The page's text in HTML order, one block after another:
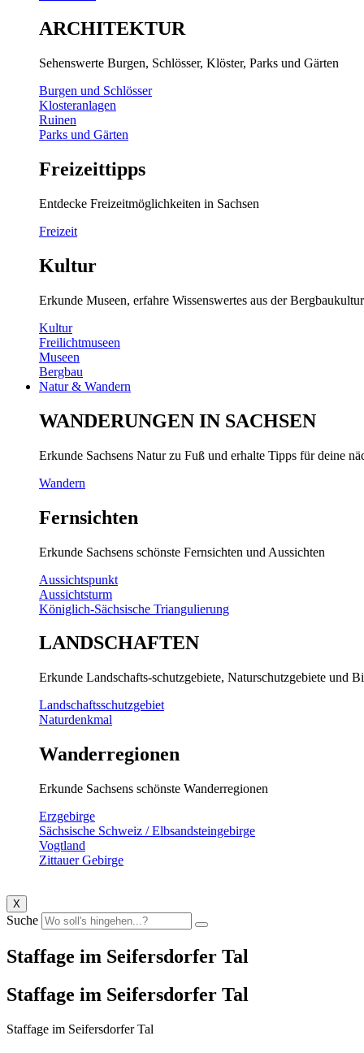
ARCHITEKTUR
Sehenswerte Burgen, Schlösser, Klöster, Parks und Gärten
Burgen und Schlösser
Klosteranlagen
Ruinen
Parks und Gärten
Freizeittipps
Entdecke Freizeitmöglichkeiten in Sachsen
Freizeit
Kultur
Erkunde Museen, erfahre Wissenswertes aus der
Kultur
Freilichtmuseen
Museen
Bergbau
Natur & Wandern
WANDERUNGEN IN SACHSEN
Erkunde Sachsens Natur zu Fuß und erhalte Tipps für deine
Wandern
Fernsichten
Erkunde Sachsens schönste Fernsichten und Aussichten
Aussichtspunkt
Aussichtsturm
Königlich-Sächsische Triangulierung
LANDSCHAFTEN
Erkunde Landschafts-schutzgebiete, Naturschutzgebiete und
Landschaftsschutzgebiet
Naturdenkmal
Wanderregionen
Erkunde Sachsens schönste Wanderregionen
Erzgebirge
Sächsische Schweiz / Elbsandsteingebirge
Vogtland
Zittauer Gebirge
X
Suche
Staffage im Seifersdorfer Tal
Staffage im Seifersdorfer Tal
Staffage im Seifersdorfer Tal